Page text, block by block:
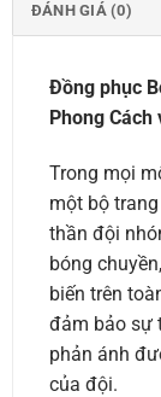
ĐÁNH GIÁ (0)
Đồng phục
Phong Cách
Trong mọi
một bộ
thần đội
bóng
biến trên
đảm bảo sự
phản ánh
của đội.